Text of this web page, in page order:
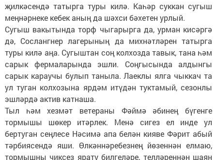
җилкәсендә татырга туры килә. Каһәр суккан сугыш
меңнәрнеке кебек аның да шәхси бәхетен урлый.
Сугыш вакытында торф чыгарырга да, урман кисәргә
дә, Сослангнер лагерының да михнәтләрен татырга
туры килә аңа. Сугыштан соң колхозда тавык, тана һәм
сарык фермаларында эшли. Соңгысында алдынгы
сарык караучы булып таныла. Лаеклы ялга чыккач та
ул туган колхозына ярдәм итүдән туктамый, сезонлы
эшләрдә актив катнаша.
Тыл һәм хезмәт ветераны Фәймә әбинең бүгенге
тормышы шөкер итәрлек. Менә сигез ел инде ул
бертуган сеңлесе Нәсимә апа белән кияве Фәрит абый
тәрбиясендә яши. Өлкәннәребезнең йөзеннән елмаю,
тормышны чиксез ярату билгеләре, телләреннән шаян